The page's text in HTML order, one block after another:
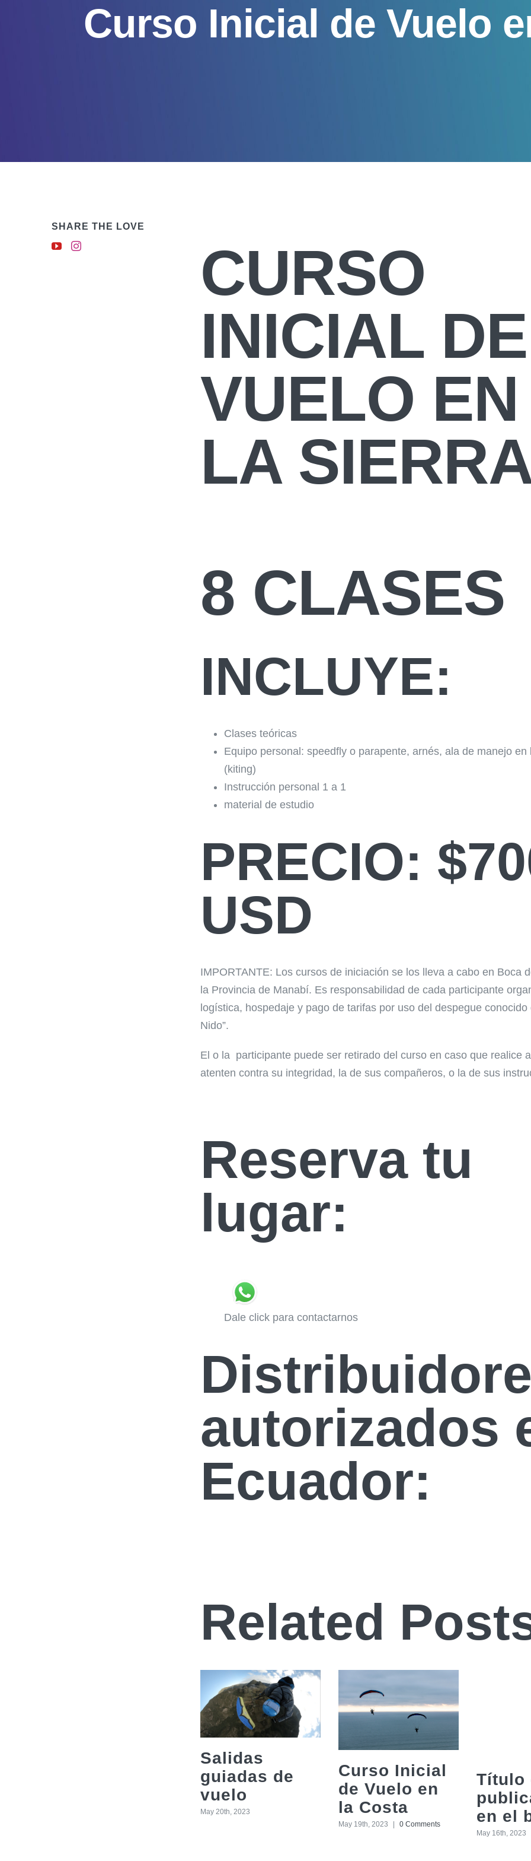
Curso Inicial de Vuelo
CURSO
INICIAL DE
VUELO EN
LA
8 CLASES
INCLUYE:
Clases teóricas
Equipo personal: speedfly o parapente, arnés, ala de manejo en
(kiting)
Instrucción personal 1 a 1
material de estudio
PRECIO:
USD
IMPORTANTE: Los cursos de iniciación se los lleva a cabo en Boca
la Provincia de Manabí. Es responsabilidad de cada participante
logística, hospedaje y pago de tarifas por uso del despegue conocido
Nido”.
El o la participante puede ser retirado del curso en caso que realice
atenten contra su integridad, la de sus compañeros, o la de sus
Reserva tu
lugar:
Dale click para contactarnos
autorizados
Ecuador:
Related
Salidas
guiadas de
vuelo
May 20th, 2023
Curso Inicial
de Vuelo en
la Costa
May 19th, 2023 | 0 Comments
Título
en el
May 16th, 2023
SHARE THE LOVE